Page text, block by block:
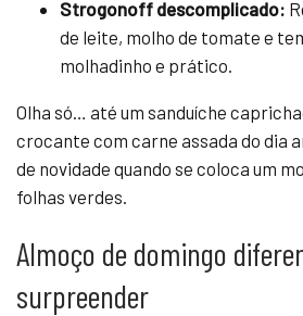
Strogonoff descomplicado:
de leite, molho de tomate e
molhadinho e prático.
Olha só… até um sanduíche
crocante com carne assada do dia
de novidade quando se coloca um
folhas verdes.
Almoço de domingo
surpreender